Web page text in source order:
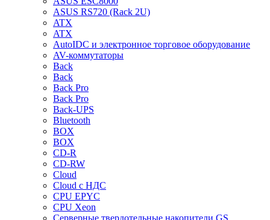
ASUS RS720 (Rack 2U)
ATX
ATX
AutoIDC и электронное торговое оборудование
AV-коммутаторы
Back
Back
Back Pro
Back Pro
Back-UPS
Bluetooth
BOX
BOX
CD-R
CD-RW
Cloud
Cloud с НДС
CPU EPYC
CPU Xeon
Cерверные твердотельные накопители GS